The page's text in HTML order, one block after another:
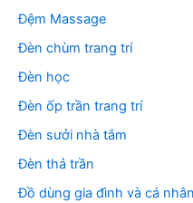
Đệm Massage
Đèn chùm trang trí
Đèn học
Đèn ốp trần trang trí
Đèn sưởi nhà tắm
Đèn thả trần
Đồ dùng gia đình và cá nhân